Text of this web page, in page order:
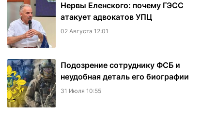
Нервы Еленского: почему ГЭСС
атакует адвокатов УПЦ
02 Августа 12:01
Подозрение сотруднику ФСБ и
неудобная деталь его биографии
31 Июля 10:55